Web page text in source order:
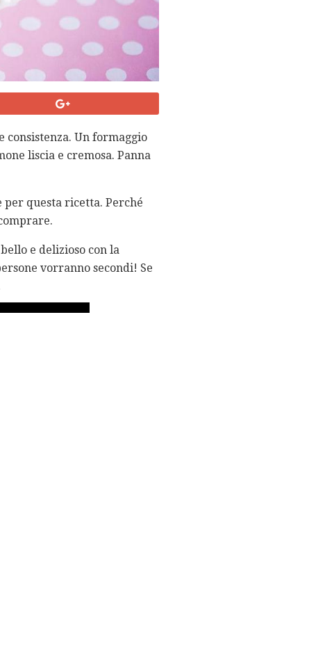
Un formaggio
liscia e cremosa. Panna
questa ricetta. Perché
bello e delizioso con la
vorranno secondi! Se